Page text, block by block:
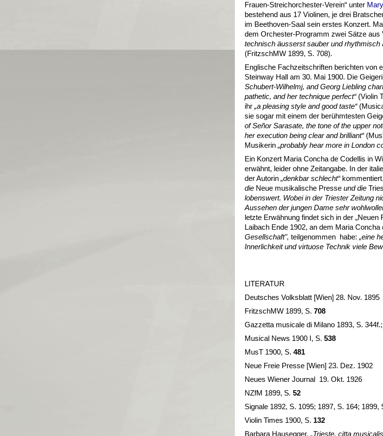
Frauen-Streichorchester-Verein“ unter
bestehend aus 17 Violinen, je drei
im Beethoven-Saal sein erstes Konzert.
dem Orchester-Programm zwei Sätze aus
technisch äusserst sauber und rhythmisch
(FritzschMW 1899, S. 708).
Englische Fachzeitschriften berichten von
Steinway Hall am 30. Mai 1900. Die
Schubert-Wilhelmj, and Georg Liebling
pathetic, and her technique perfect“(Violin
ihr „a pleasing style and good taste“
sie sogar mit einem der berühmtesten
of Señor Sarasate, the tone of the upper
her execution being clear and brilliant“
Musikerin „probably hear more in London
Ein Konzert Maria Concha de Codellis in
erwähnt, leider ohne Zeitangabe. In der
der Autorin „denkbar schlecht“kommentiert.
die Neue musikalische Presse und die
lobenswert. Wobei in der Triester Zeitung
Aussehen der jungen Dame sehr
letzte Erwähnung findet sich in der
Laibach Ende 1902, an dem Maria Concha
Gesellschaft", teilgenommen habe: „eine
Innerlichkeit und virtuose Technik viele
LITERATUR
Deutsches Volksblatt [Wien] 28. Nov. 1895
FritzschMW 1899, S. 708
Gazzetta musicale di Milano 1893, S.
Musical News 1900 I, S. 538
MusT 1900, S. 481
Neue Freie Presse [Wien] 23. Dez. 1902
Neues Wiener Journal 19. Okt. 1926
NZfM 1899, S. 52
Signale 1892, S. 1095; 1897, S. 164; 1899,
Violin Times 1900, S. 132
Barbara Hausegger, „Trieste, citta